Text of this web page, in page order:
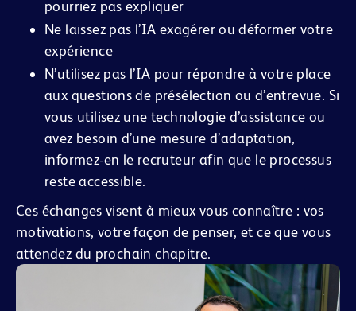
pourriez pas expliquer
Ne laissez pas l’IA exagérer ou déformer votre
expérience
N’utilisez pas l’IA pour répondre à votre place
aux questions de présélection ou d’entrevue. Si
vous utilisez une technologie d’assistance ou
avez besoin d’une mesure d’adaptation,
informez-en le recruteur afin que le processus
reste accessible.
Ces échanges visent à mieux vous connaître : vos
motivations, votre façon de penser, et ce que vous
attendez du prochain chapitre.